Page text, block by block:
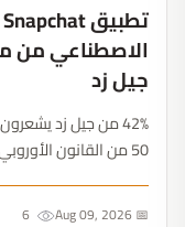
الاصطناعي من
جيل زد
42% من جيل زد
50 من القانون
📅 Aug 09, 2026